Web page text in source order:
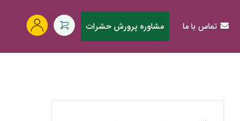
تماس با ما مشاوره پرورش حشرات